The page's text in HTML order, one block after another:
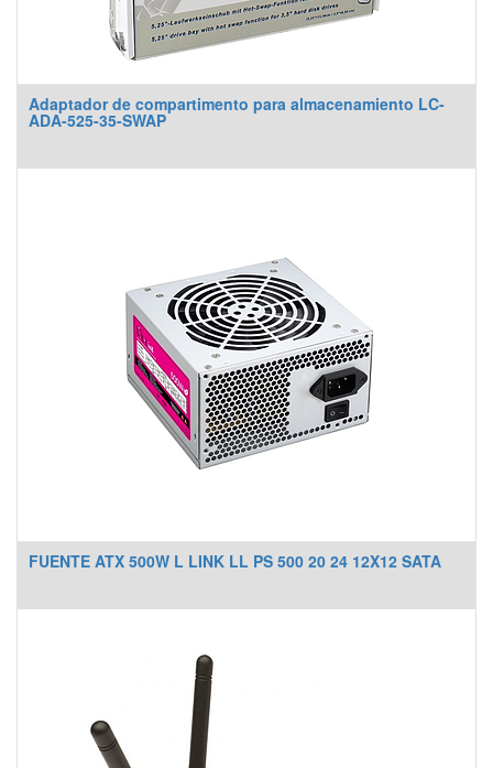
Adaptador de compartimento para almacenamiento LC-
ADA-525-35-SWAP
FUENTE ATX 500W L LINK LL PS 500 20 24 12X12 SATA